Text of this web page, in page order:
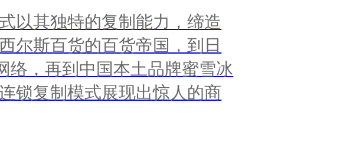
以其独特的复制能力，缔造
尔斯百货的百货帝国，到日
络，再到中国本土品牌蜜雪冰
锁复制模式展现出惊人的商